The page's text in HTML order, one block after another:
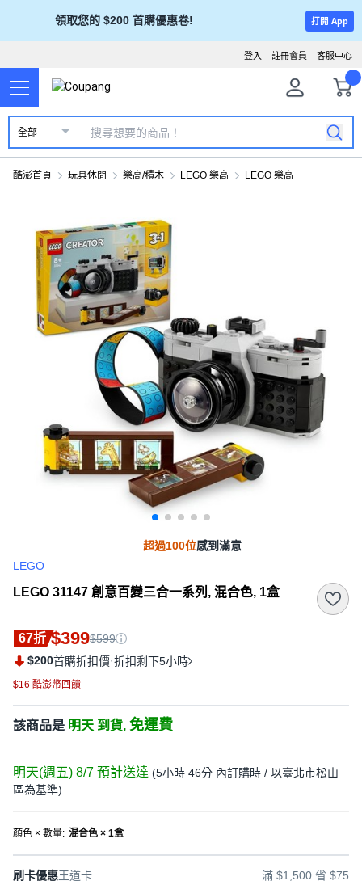
領取您的 $200 首購優惠卷! 打開 App
客服中心
註冊會員
登入
全部
酷澎首頁 玩具休閒 樂高/積木 LEGO 樂高 LEGO 樂高
超過100位感到滿意
LEGO
LEGO 31147 創意百變三合一系列, 混合色, 1盒
67折 $399$599
$200首購折扣價·折扣剩下5小時
$16 酷澎幣回饋
該商品是 明天 到貨, 免運費
明天(週五) 8/7 預計送達 (5小時 46分 內訂購時 / 以臺北市松山
區為基準)
顏色 × 數量: 混合色 × 1盒
刷卡優惠王道卡
滿 $1,500 省 $75